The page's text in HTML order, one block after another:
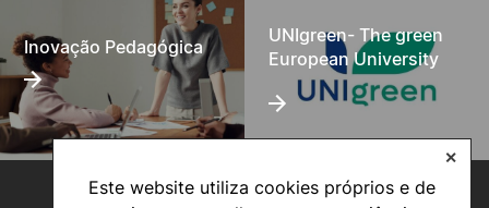
Este website utiliza cookies próprios e de
✕
Inovação Pedagógica
UNIgreen- The green
European University